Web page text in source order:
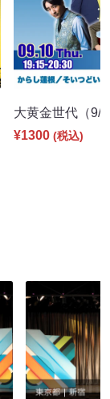
大黄金世代（
¥1300 (税込)